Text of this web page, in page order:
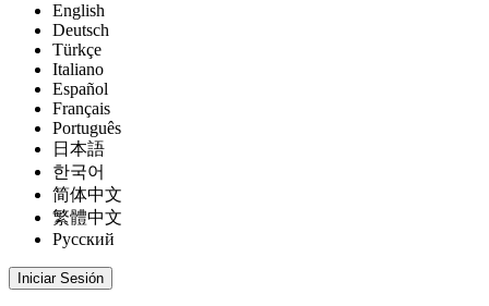
English
Deutsch
Türkçe
Italiano
Español
Français
Português
日本語
한국어
简体中文
繁體中文
Русский
Iniciar Sesión